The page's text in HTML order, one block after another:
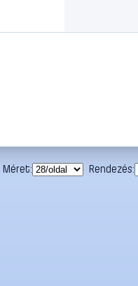
Méret: Rendezés: